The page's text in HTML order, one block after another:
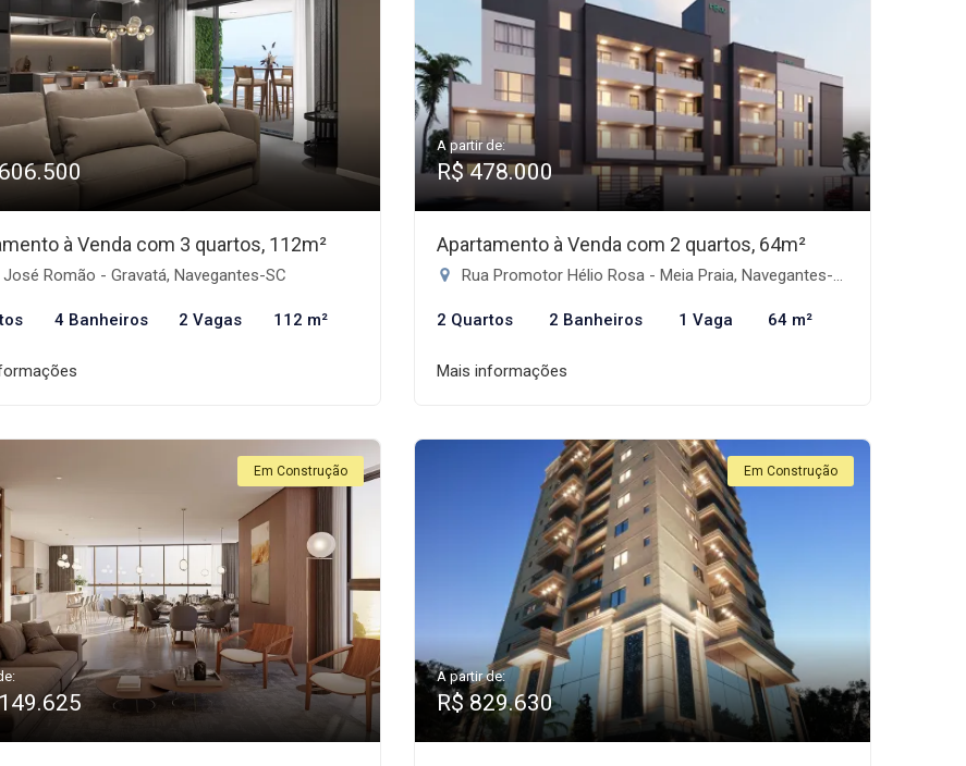
à Venda com 3 quartos, 112m²
José Romão - Gravatá, Navegantes-SC
4 Banheiros 2 Vagas 112 m²
A partir de:
R$ 478.000
Apartamento à Venda com 2 quartos, 64m²
Rua Promotor Hélio Rosa - Meia Praia, Navegantes-SC
2 Quartos 2 Banheiros 1 Vaga 64 m²
Mais informações
Em Construção Em Construção
A partir de:
R$ 829.630